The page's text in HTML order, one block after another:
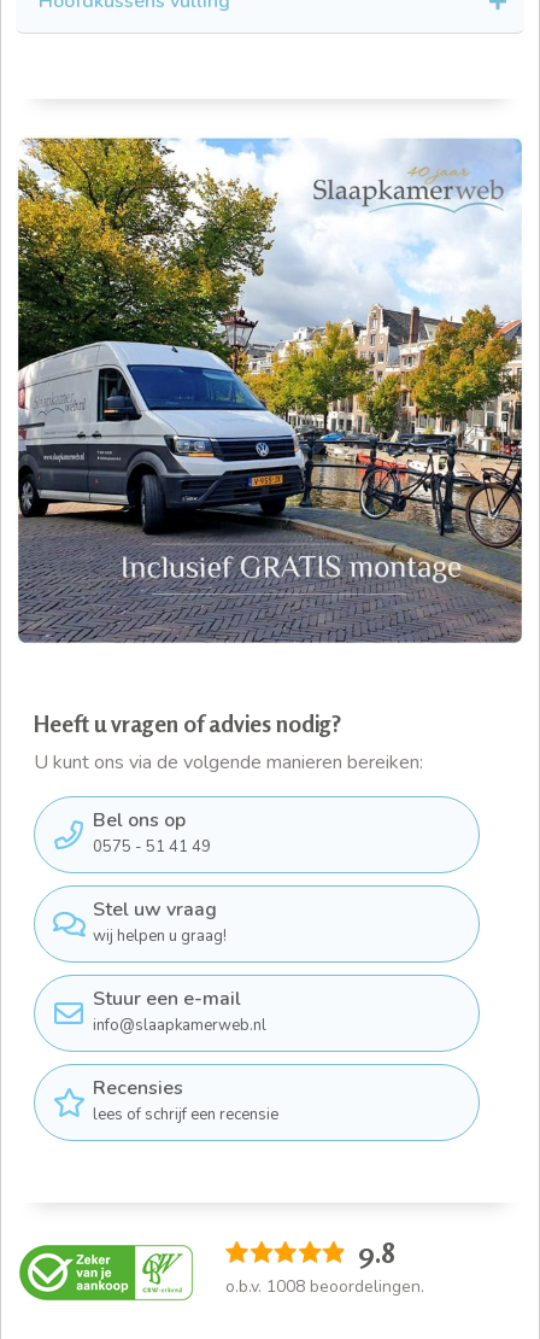
Heeft u vragen of advies nodig?
U kunt ons via de volgende manieren bereiken:
Bel ons op
0575 - 51 41 49
Stel uw vraag
wij helpen u graag!
Stuur een e-mail
info@slaapkamerweb.nl
Recensies
lees of schrijf een recensie
9.8
o.b.v. 1008 beoordelingen.